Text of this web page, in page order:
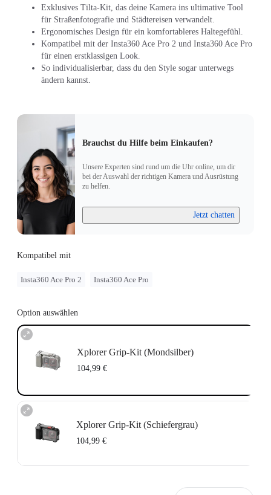
Exklusives Tilta-Kit, das deine Kamera ins ultimative Tool
für Straßenfotografie und Städtereisen verwandelt.
Ergonomisches Design für ein komfortableres Haltegefühl.
Kompatibel mit der Insta360 Ace Pro 2 und Insta360 Ace Pro
für einen erstklassigen Look.
So individualisierbar, dass du den Style sogar unterwegs
ändern kannst.
Brauchst du Hilfe beim Einkaufen?
Unsere Experten sind rund um die Uhr online, um dir
bei der Auswahl der richtigen Kamera und Ausrüstung
zu helfen.
Jetzt chatten
Kompatibel mit
Insta360 Ace Pro 2 Insta360 Ace Pro
Option auswählen
Xplorer Grip-Kit (Mondsilber)
104,99 €
Xplorer Grip-Kit (Schiefergrau)
104,99 €